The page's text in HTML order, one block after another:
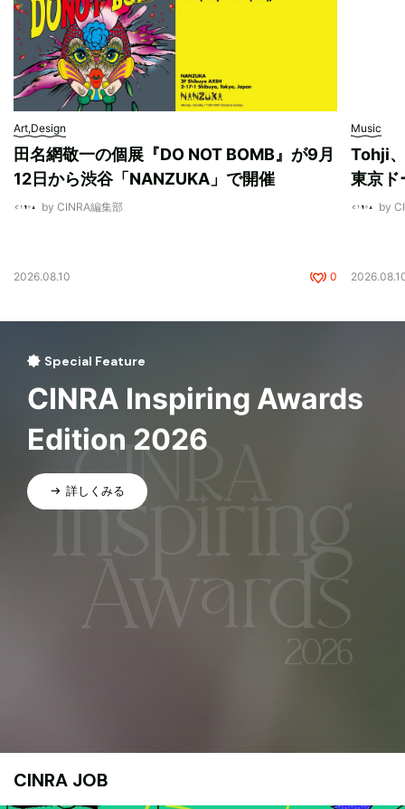
Art,Design
田名網敬一の個展『DO NOT BOMB』が9月
12日から渋谷「NANZUKA」で開催
by CINRA編集部
2026.08.10 0
Music
Tohji
東京ド
by
Special Feature
CINRA Inspiring Awards
Edition 2026
詳しくみる
CINRA JOB